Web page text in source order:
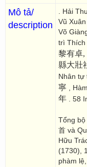
Mô tả/
description
. Hải
Vũ
Võ
trì Thích
黎有卓,
縣大壯
Nhân tự
寧 ,
年 . 58
Tổng bộ
首 và
Hữu
(1730),
phàm